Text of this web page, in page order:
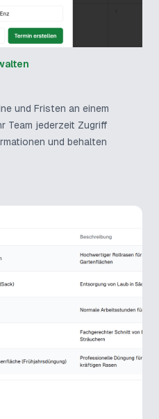
und Fristen an einem
Team jederzeit Zugriff
und behalten